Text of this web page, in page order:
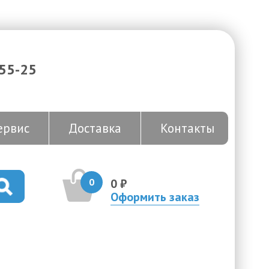
25
Доставка Контакты
0
0 ₽
Оформить заказ